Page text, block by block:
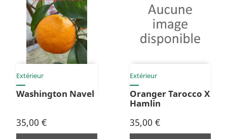
Extérieur
Washington Navel
Prix
35,00 €
Extérieur
Oranger Tarocco X
Hamlin
Prix
35,00 €